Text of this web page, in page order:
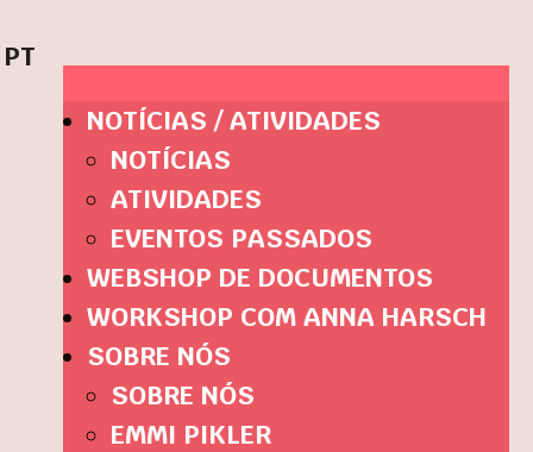
NOTÍCIAS / ATIVIDADES
NOTÍCIAS
ATIVIDADES
EVENTOS PASSADOS
WEBSHOP DE DOCUMENTOS
WORKSHOP COM ANNA HARSCH
SOBRE NÓS
SOBRE NÓS
EMMI PIKLER
PT